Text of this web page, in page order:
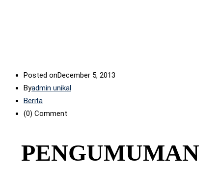
Posted onDecember 5, 2013
Byadmin unikal
Berita
(0) Comment
PENGUMUMAN